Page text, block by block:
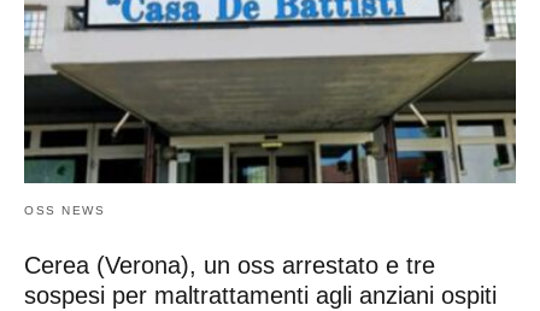
OSS NEWS
Cerea (Verona), un oss arrestato e tre
sospesi per maltrattamenti agli anziani ospiti